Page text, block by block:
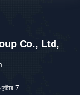
Co., Ltd,
7